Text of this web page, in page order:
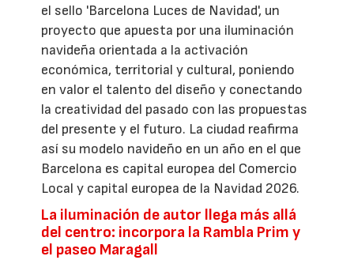
el sello 'Barcelona Luces de Navidad', un
proyecto que apuesta por una iluminación
navideña orientada a la activación
económica, territorial y cultural, poniendo
en valor el talento del diseño y conectando
la creatividad del pasado con las propuestas
del presente y el futuro. La ciudad reafirma
así su modelo navideño en un año en el que
Barcelona es capital europea del Comercio
Local y capital europea de la Navidad 2026.
La iluminación de autor llega más allá
del centro: incorpora la Rambla Prim y
el paseo Maragall